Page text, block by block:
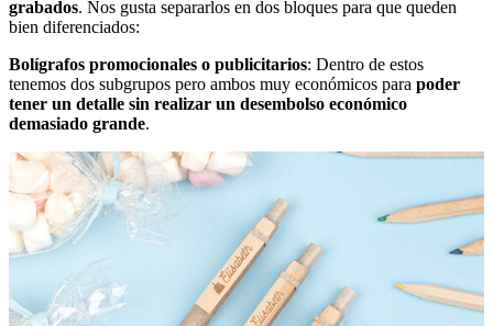
grabados. Nos gusta separarlos en dos bloques para que queden
bien diferenciados:
Bolígrafos promocionales o publicitarios: Dentro de estos
tenemos dos subgrupos pero ambos muy económicos para poder
tener un detalle sin realizar un desembolso económico
demasiado grande.